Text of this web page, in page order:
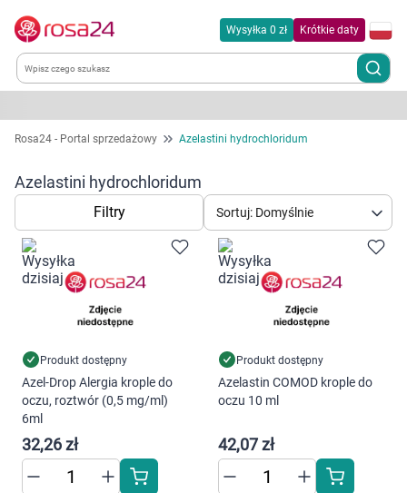
Wysyłka 0 zł Krótkie daty
Kategorie
Chemia gospodarcza
Dla zwierząt
Dom i ogród
Kobieta w ciąży i mama
Dziecko
Higiena
Rosa24 - Portal sprzedażowy Azelastini hydrochloridum
Azelastini hydrochloridum
Filtry Sortuj: Domyślnie
Produkt dostępny
Azel-Drop Alergia krople do
oczu, roztwór (0,5 mg/ml)
6ml
32,26 zł
Produkt dostępny
Azelastin COMOD krople do
oczu 10 ml
42,07 zł